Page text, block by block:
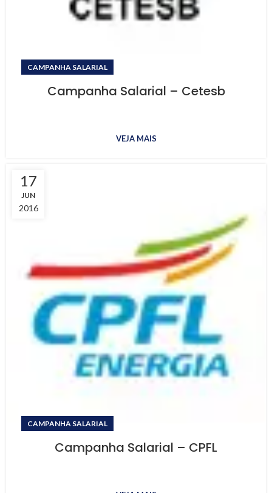
CAMPANHA SALARIAL
Campanha Salarial – Cetesb
VEJA MAIS
17
JUN
2016
CAMPANHA SALARIAL
Campanha Salarial – CPFL